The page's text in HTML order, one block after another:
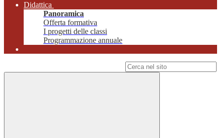
Didattica
Panoramica
Offerta formativa
I progetti delle classi
Programmazione annuale